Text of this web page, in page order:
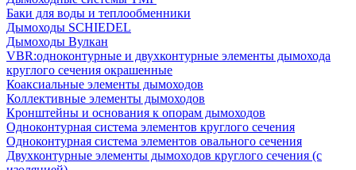
Баки для воды и теплообменники
Дымоходы SCHIEDEL
Дымоходы Вулкан
VBR:одноконтурные и двухконтурные элементы дымохода
круглого сечения окрашенные
Коаксиальные элементы дымоходов
Коллективные элементы дымоходов
Кронштейны и основания к опорам дымоходов
Одноконтурная система элементов круглого сечения
Одноконтурная система элементов овального сечения
Двухконтурные элементы дымоходов круглого сечения (с